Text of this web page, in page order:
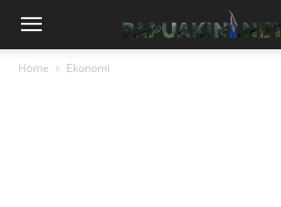
Home Ekonomi